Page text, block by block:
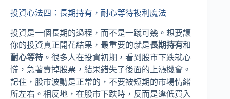
投資心法四：長期持有，耐心等待複利魔法
投資是一個長期的過程，而不是一蹴可幾。想要讓
你的投資真正開花結果，最重要的就是長期持有和
耐心等待 。很多人在投資初期，看到股市下跌就心
慌，急著賣掉股票，結果錯失了後面的上漲機會。
記住，股市波動是正常的，不要被短期的市場情緒
所左右。相反地，在股市下跌時，反而是逢低買入